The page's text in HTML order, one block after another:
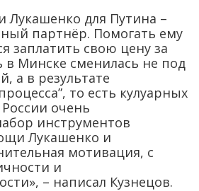
Лукашенко для Путина –
партнёр. Помогать ему
заплатить свою цену за
в Минске сменилась не под
а в результате
то есть кулуарных
очень
инструментов
Лукашенко и
мотивация, с
и
– написал Кузнецов.